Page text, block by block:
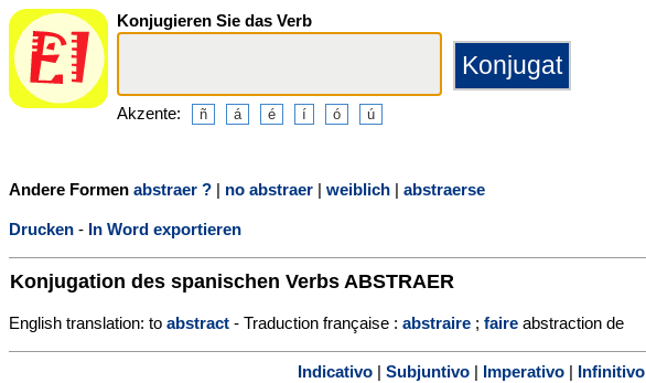
Konjugieren Sie das Verb
Akzente:
Andere Formen abstraer ? | no abstraer | weiblich | abstraerse
Drucken - In Word exportieren
Konjugation des spanischen Verbs ABSTRAER
English translation: to abstract - Traduction française : abstraire ; faire abstraction de
Indicativo Subjuntivo Imperativo Infinitivo